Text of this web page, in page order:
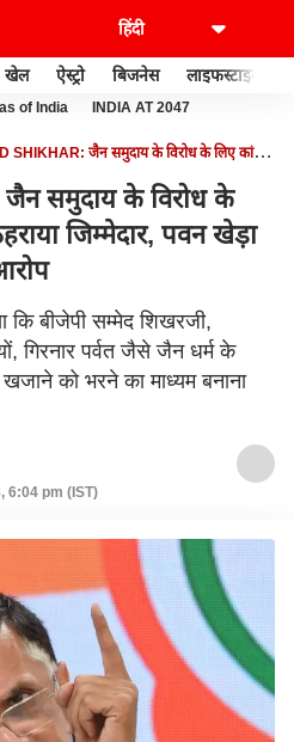
खेल ऐस्ट्रो बिजनेस लाइफस्टाइल
of India INDIA AT 2047
SHIKHAR: जैन समुदाय के विरोध के लिए कांग्रेस
समुदाय के विरोध के
जिम्मेदार, पवन खेड़ा
बीजेपी सम्मेद शिखरजी,
गिरनार पर्वत जैसे जैन धर्म के
खजाने को भरने का माध्यम बनाना
6:04 pm (IST)